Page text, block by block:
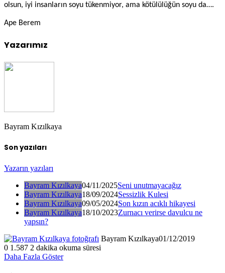
olsun, iyi insanların soyu tükenmiyor, ama kötülülüğün soyu da….
Ape Berem
Yazarımız
Bayram Kızılkaya
Son yazıları
Yazarın yazıları
Bayram Kızılkaya04/11/2025Seni unutmayacağız
Bayram Kızılkaya18/09/2024Sessizlik Kulesi
Bayram Kızılkaya09/05/2024Son kızın acıklı hikayesi
Bayram Kızılkaya18/10/2023Zurnacı verirse davulcu ne
yapsın?
Bayram Kızılkaya01/12/2019
0 1.587 2 dakika okuma süresi
Daha Fazla Göster